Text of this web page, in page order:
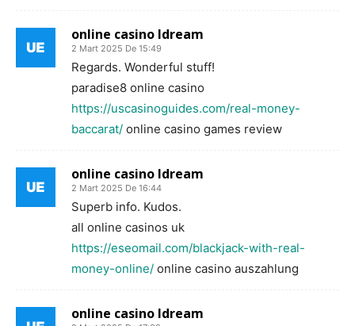
online casino ldream
2 Mart 2025 De 15:49
Regards. Wonderful stuff!
paradise8 online casino
https://uscasinoguides.com/real-money-
baccarat/ online casino games review
online casino ldream
2 Mart 2025 De 16:44
Superb info. Kudos.
all online casinos uk
https://eseomail.com/blackjack-with-real-
money-online/ online casino auszahlung
online casino ldream